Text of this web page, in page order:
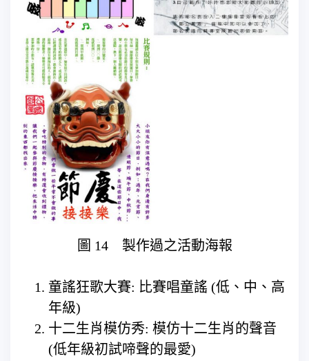
圖 14 製作過之活動海報
童謠狂歌大賽: 比賽唱童謠 (低、中、高
年級)
十二生肖模仿秀: 模仿十二生肖的聲音
(低年級初試啼聲的最愛)